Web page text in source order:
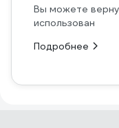
Вы можете
использован
Подробнее